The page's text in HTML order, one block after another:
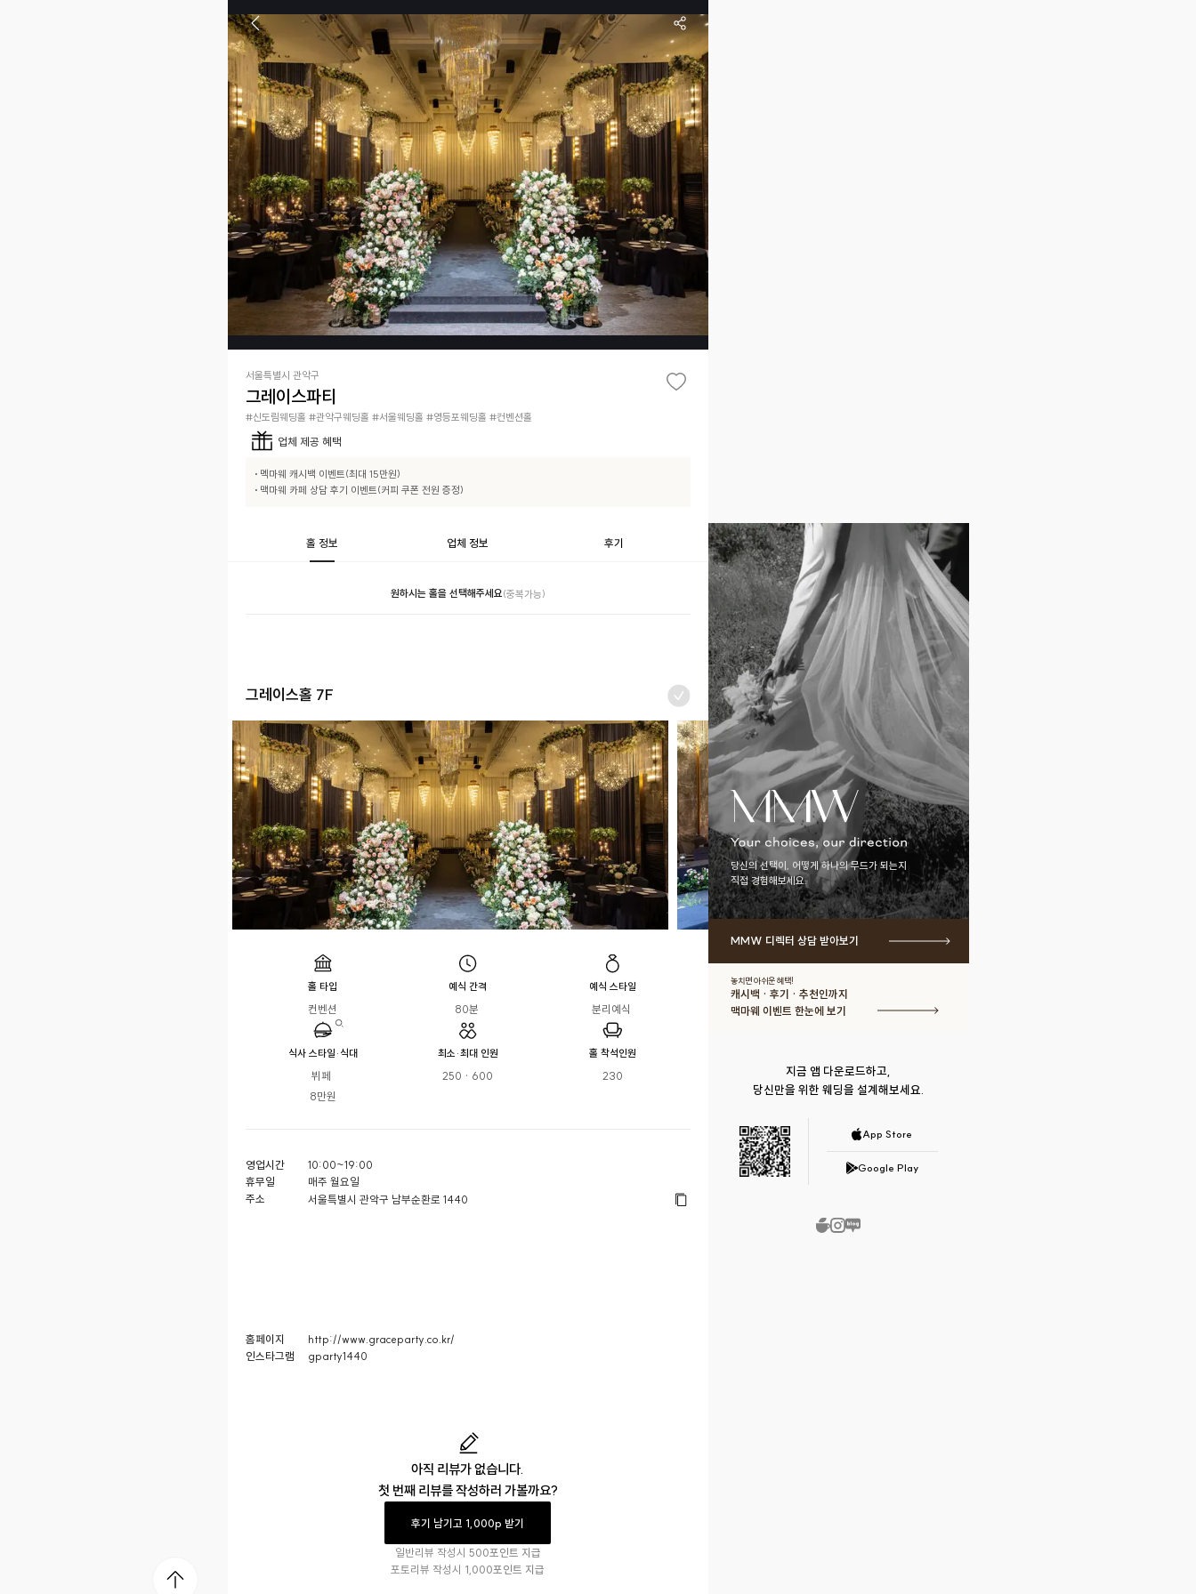
서울특별시 관악구
그레이스파티
#신도림웨딩홀 #관악구웨딩홀 #서울웨딩홀 #영등포웨딩홀 #컨벤션홀
업체 제공 혜택
• 멕마웨 캐시백 이벤트(최대 15만원)
• 맥마웨 카페 상담 후기 이벤트(커피 쿠폰 전원 증정)
홀 정보 업체 정보 후기
원하시는 홀을 선택해주세요(중복가능)
그레이스홀 7F
홀 타입
컨벤션
예식 간격
80분
예식 스타일
분리예식
식사 스타일·식대
뷔페
8만원
최소·최대 인원
250 · 600
홀 착석인원
230
영업시간
10:00~19:00
휴무일
매주 월요일
주소
서울특별시 관악구 남부순환로 1440
홈페이지
http://www.graceparty.co.kr/
인스타그램
gparty1440
아직 리뷰가 없습니다.
첫 번째 리뷰를 작성하러 가볼까요?
후기 남기고 1,000p 받기
일반리뷰 작성시 500포인트 지급
포토리뷰 작성시 1,000포인트 지급
당신의 선택이, 어떻게 하나의 무드가 되는지
직접 경험해보세요.
MMW 디렉터 상담 받아보기
놓치면 아쉬운 혜택!
캐시백 · 후기 · 추천인까지
맥마웨 이벤트 한눈에 보기
지금 앱 다운로드하고,
당신만을 위한 웨딩을 설계해보세요.
App Store
Google Play